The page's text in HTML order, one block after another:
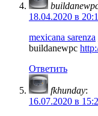
18.04.2020 в
mexicana sarenza
buildanewpc
Ответить
fkhunday:
16.07.2020 в